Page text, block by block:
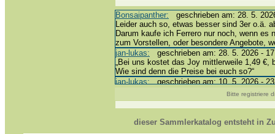
Bonsaipanther: geschrieben am: 28. 5.
Leider auch so, etwas besser sind 3er o.ä.
Darum kaufe ich Ferrero nur noch, wenn es
zum Vorstellen, oder besondere Angebote,
jan-lukas: geschrieben am: 28. 5. 2026 -
„Bei uns kostet das Joy mittlerweile 1,49 €,
Wie sind denn die Preise bei euch so?“
jan-lukas:geschrieben am: 10. 5. 2026 -
Bonsaipanther:geschrieben am: 10. 5.
@ Harald
https://www.ue-ei-portal-
Dein Enkel sollte zur Strafe die nächsten 3
Bitte registriere
dieser Sammlerkatalog entsteht in